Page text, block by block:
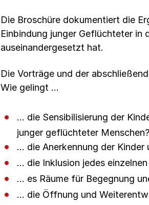
Die Broschüre dokumentiert die
Einbindung junger Geflüchteter
auseinandergesetzt hat.
Die Vorträge und der
Wie gelingt …
… die Sensibilisierung der
junger geflüchteter Menschen?
… die Anerkennung der Kinder
… die Inklusion jedes
… es Räume für Begegnung
… die Öffnung und